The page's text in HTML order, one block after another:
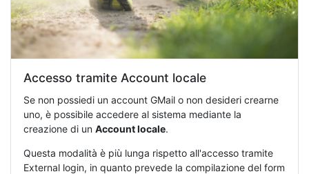
Accesso tramite Account locale
Se non possiedi un account GMail o non desideri crearne
uno, è possibile accedere al sistema mediante la
creazione di un Account locale.
Questa modalità è più lunga rispetto all'accesso tramite
External login, in quanto prevede la compilazione del form